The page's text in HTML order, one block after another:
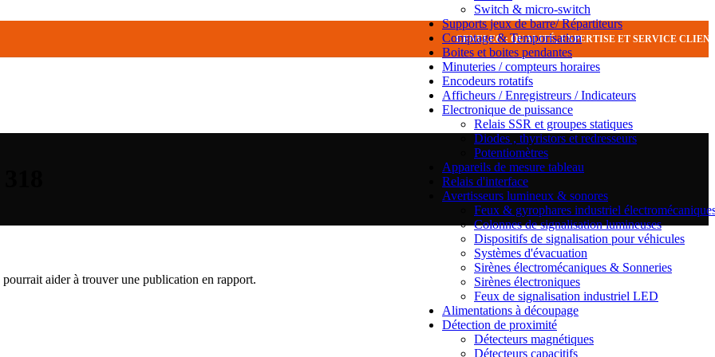
CENELEC : QUALITÉ, EXPERTISE ET SERVICE
Switch & micro-switch
Supports jeux de barre/ Répartiteurs
Comptage & Temporisation
Boites et boites pendantes
Minuteries / compteurs horaires
Encodeurs rotatifs
Afficheurs / Enregistreurs / Indicateurs
Electronique de puissance
Relais SSR et groupes statiques
Diodes , thyristors et redresseurs
Potentiomètres
Appareils de mesure tableau
Relais d'interface
Avertisseurs lumineux & sonores
Feux & gyrophares industriel
Colonnes de signalisation lumineuses
Dispositifs de signalisation pour véhicules
Systèmes d'évacuation
Sirènes électromécaniques & Sonneries
Sirènes électroniques
Feux de signalisation industriel LED
Alimentations à découpage
Détection de proximité
Détecteurs magnétiques
Détecteurs capacitifs
aider à trouver une publication en rapport.